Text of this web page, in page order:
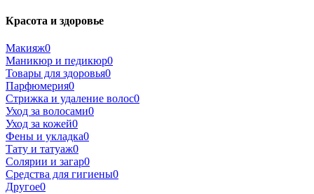
Красота и здоровье
Макияж0
Маникюр и педикюр0
Товары для здоровья0
Парфюмерия0
Стрижка и удаление волос0
Уход за волосами0
Уход за кожей0
Фены и укладка0
Тату и татуаж0
Солярии и загар0
Средства для гигиены0
Другое0